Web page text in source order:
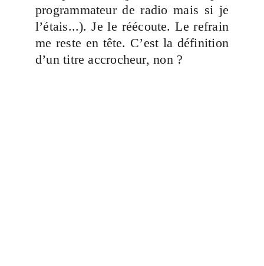
programmateur de radio mais si je
l’étais...). Je le réécoute. Le refrain
me reste en tête. C’est la définition
d’un titre accrocheur, non ?